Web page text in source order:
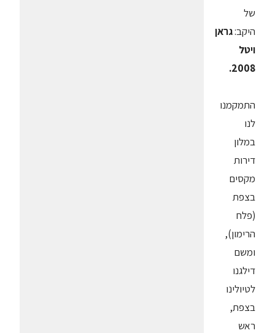
של
היקב:גראן
ויטל
2008.
התמקמנו
לנו
במלון
דירות
מקסים
בצפת
(פלח
הרימון),
ומשם
דילגנו
לטיולינו
בצפת,
ראש